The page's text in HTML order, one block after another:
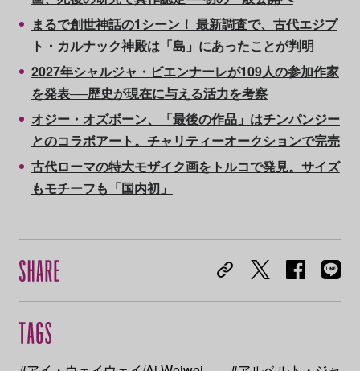
まるで創世神話の1シーン！ 最新調査で、古代エジプ
ト・カルナック神殿は「島」にあったことが判明
2027年シャルジャ・ビエンナーレが109人の参加作家
を発表──歴史が現在に与える活力を考察
オジー・オズボーン、「最後の作品」はチンパンジー
とのコラボアート。チャリティーオークションで完売
古代ローマの特大モザイク画をトルコで発見。サイズ
もモチーフも「国内初」